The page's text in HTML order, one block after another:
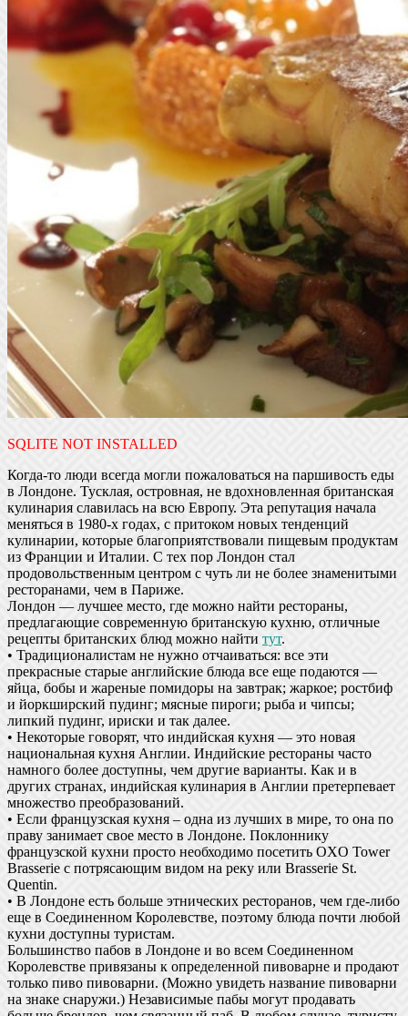
SQLITE NOT INSTALLED
Когда-то люди всегда могли пожаловаться на паршивость еды
в Лондоне. Тусклая, островная, не вдохновленная британская
кулинария славилась на всю Европу. Эта репутация начала
меняться в 1980-х годах, с притоком новых тенденций
кулинарии, которые благоприятствовали пищевым продуктам
из Франции и Италии. С тех пор Лондон стал
продовольственным центром с чуть ли не более знаменитыми
ресторанами, чем в Париже.
Лондон — лучшее место, где можно найти рестораны,
предлагающие современную британскую кухню, отличные
рецепты британских блюд можно найти тут.
• Традиционалистам не нужно отчаиваться: все эти
прекрасные старые английские блюда все еще подаются —
яйца, бобы и жареные помидоры на завтрак; жаркое; ростбиф
и йоркширский пудинг; мясные пироги; рыба и чипсы;
липкий пудинг, ириски и так далее.
• Некоторые говорят, что индийская кухня — это новая
национальная кухня Англии. Индийские рестораны часто
намного более доступны, чем другие варианты. Как и в
других странах, индийская кулинария в Англии претерпевает
множество преобразований.
• Если французская кухня – одна из лучших в мире, то она по
праву занимает свое место в Лондоне. Поклоннику
французской кухни просто необходимо посетить OXO Tower
Brasserie с потрясающим видом на реку или Brasserie St.
Quentin.
• В Лондоне есть больше этнических ресторанов, чем где-либо
еще в Соединенном Королевстве, поэтому блюда почти любой
кухни доступны туристам.
Большинство пабов в Лондоне и во всем Соединенном
Королевстве привязаны к определенной пивоварне и продают
только пиво пивоварни. (Можно увидеть название пивоварни
на знаке снаружи.) Независимые пабы могут продавать